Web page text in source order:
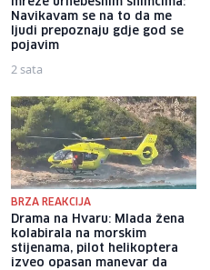
Navikavam se na to da me
ljudi prepoznaju gdje god se
pojavim
2 sata
BRZA REAKCIJA
Drama na Hvaru: Mlada žena
kolabirala na morskim
stijenama, pilot helikoptera
izveo opasan manevar da